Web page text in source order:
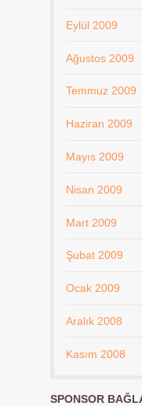
Eylül 2009
Ağustos 2009
Temmuz 2009
Haziran 2009
Mayıs 2009
Nisan 2009
Mart 2009
Şubat 2009
Ocak 2009
Aralık 2008
Kasım 2008
SPONSOR